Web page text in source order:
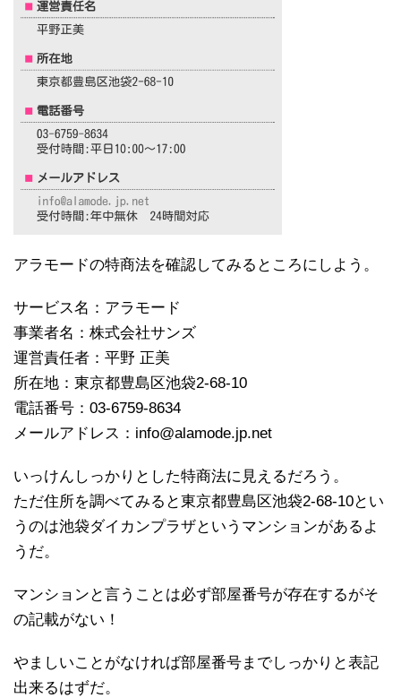
アラモードの特商法を確認してみるところにしよう。
サービス名：アラモード
事業者名：株式会社サンズ
運営責任者：平野 正美
所在地：東京都豊島区池袋2-68-10
電話番号：03-6759-8634
メールアドレス：info@alamode.jp.net
いっけんしっかりとした特商法に見えるだろう。
ただ住所を調べてみると東京都豊島区池袋2-68-10とい
うのは池袋ダイカンプラザというマンションがあるよ
うだ。
マンションと言うことは必ず部屋番号が存在するがそ
の記載がない！
やましいことがなければ部屋番号までしっかりと表記
出来るはずだ。